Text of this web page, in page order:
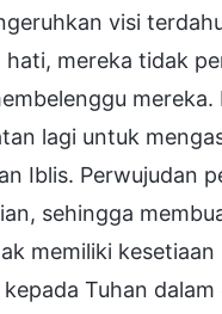
visi
hati, mereka tidak
lagi untuk
Iblis. Perwujudan
sehingga
memiliki
Tuhan